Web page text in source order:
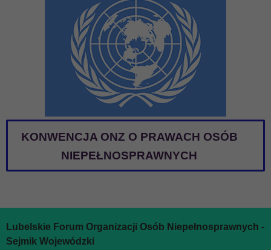
KONWENCJA ONZ O PRAWACH OSÓB
NIEPEŁNOSPRAWNYCH
Lubelskie Forum Organizacji Osób Niepełnosprawnych -
Sejmik Wojewódzki